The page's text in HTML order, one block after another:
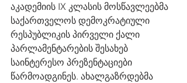
აკადემიის IX კლასის მოსწავლეებმა
საქართველოს დემოკრატიული
რესპუბლიკის პირველი ქალი
პარლამენტარების შესახებ
საინტერესო პრეზენტაციები
წარმოადგინეს. ახალგაზრდებმა